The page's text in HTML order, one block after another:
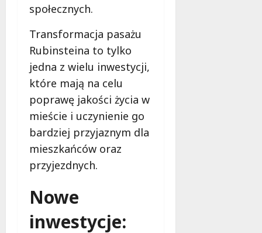
społecznych.
Transformacja pasażu
Rubinsteina to tylko
jedna z wielu inwestycji,
które mają na celu
poprawę jakości życia w
mieście i uczynienie go
bardziej przyjaznym dla
mieszkańców oraz
przyjezdnych.
Nowe
inwestycje: